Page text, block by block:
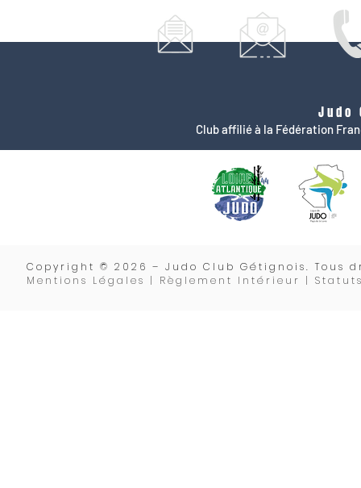
Judo
Club affilié à la Fédération
Copyrigh t © 2026 – Judo Club Gétignois. Tous
Mentions Légales | Règlement Intérieur |